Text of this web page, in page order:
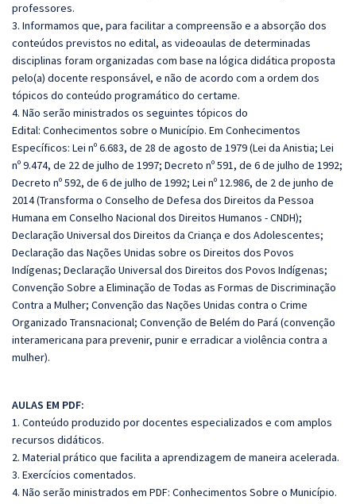
professores.
3. Informamos que, para facilitar a compreensão e a absorção dos
conteúdos previstos no edital, as videoaulas de determinadas
disciplinas foram organizadas com base na lógica didática proposta
pelo(a) docente responsável, e não de acordo com a ordem dos
tópicos do conteúdo programático do certame.
4. Não serão ministrados os seguintes tópicos do
Edital: Conhecimentos sobre o Município. Em Conhecimentos
Específicos: Lei nº 6.683, de 28 de agosto de 1979 (Lei da Anistia; Lei
nº 9.474, de 22 de julho de 1997; Decreto nº 591, de 6 de julho de 1992;
Decreto nº 592, de 6 de julho de 1992; Lei nº 12.986, de 2 de junho de
2014 (Transforma o Conselho de Defesa dos Direitos da Pessoa
Humana em Conselho Nacional dos Direitos Humanos - CNDH);
Declaração Universal dos Direitos da Criança e dos Adolescentes;
Declaração das Nações Unidas sobre os Direitos dos Povos
Indígenas; Declaração Universal dos Direitos dos Povos Indígenas;
Convenção Sobre a Eliminação de Todas as Formas de Discriminação
Contra a Mulher; Convenção das Nações Unidas contra o Crime
Organizado Transnacional; Convenção de Belém do Pará (convenção
interamericana para prevenir, punir e erradicar a violência contra a
mulher).
AULAS EM PDF:
1. Conteúdo produzido por docentes especializados e com amplos
recursos didáticos.
2. Material prático que facilita a aprendizagem de maneira acelerada.
3. Exercícios comentados.
4. Não serão ministrados em PDF: Conhecimentos Sobre o Município.